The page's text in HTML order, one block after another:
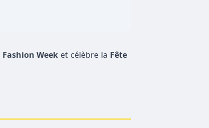
Fashion Week et célèbre la Fête